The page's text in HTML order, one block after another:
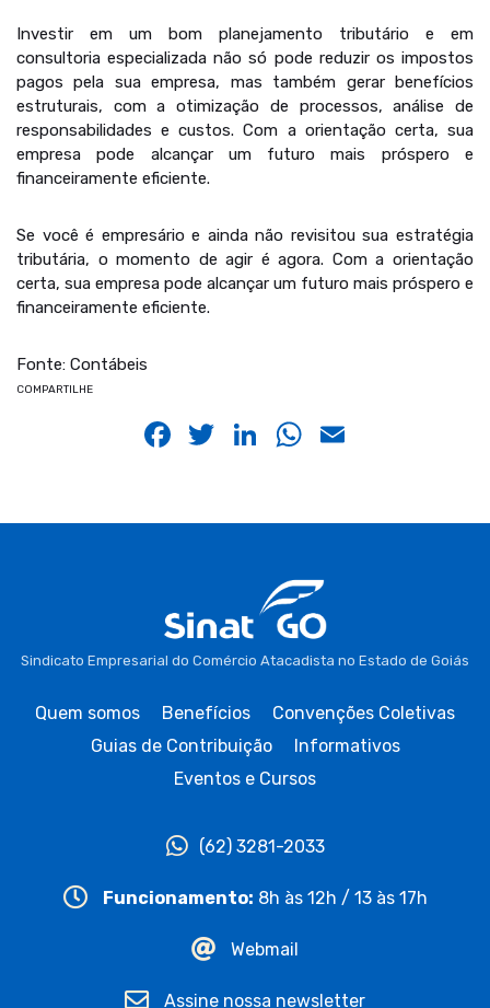
Investir em um bom planejamento tributário e em
consultoria especializada não só pode reduzir os impostos
pagos pela sua empresa, mas também gerar benefícios
estruturais, com a otimização de processos, análise de
responsabilidades e custos. Com a orientação certa, sua
empresa pode alcançar um futuro mais próspero e
financeiramente eficiente.
Se você é empresário e ainda não revisitou sua estratégia
tributária, o momento de agir é agora. Com a orientação
certa, sua empresa pode alcançar um futuro mais próspero e
financeiramente eficiente.
Fonte: Contábeis
COMPARTILHE
Facebook
Twitter
LinkedIn
WhatsApp
Sindicato Empresarial do Comércio Atacadista no Estado de Goiás
Quem somos Benefícios
Convenções Coletivas
Guias de Contribuição
Informativos
Eventos e Cursos
(62) 3281-2033
Funcionamento: 8h às 12h / 13 às 17h
Webmail
Assine nossa newsletter